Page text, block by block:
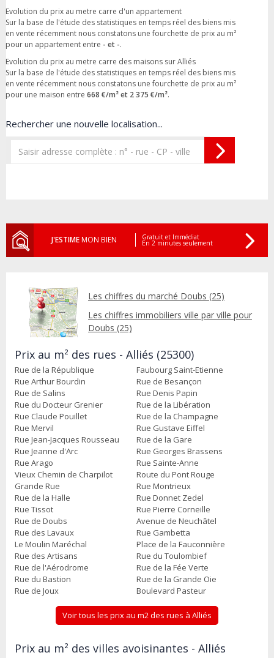
Evolution du prix au metre carre d'un appartement
Sur la base de l'étude des statistiques en temps réel des biens mis
en vente récemment nous constatons une fourchette de prix au m²
pour un appartement entre - et -.
Evolution du prix au metre carre des maisons sur Alliés
Sur la base de l'étude des statistiques en temps réel des biens mis
en vente récemment nous constatons une fourchette de prix au m²
pour une maison entre 668 €/m² et 2 375 €/m².
Rechercher une nouvelle localisation...
J'ESTIMEMON BIEN Gratuit et Immédiat
En 2 minutes seulement
Les chiffres du marché Doubs (25)
Les chiffres immobiliers ville par ville pour
Doubs (25)
Prix au m² des rues - Alliés (25300)
Rue de la République
Faubourg Saint-Etienne
Rue Arthur Bourdin
Rue de Besançon
Rue de Salins
Rue Denis Papin
Rue du Docteur Grenier
Rue de la Libération
Rue Claude Pouillet
Rue de la Champagne
Rue Mervil
Rue Gustave Eiffel
Rue Jean-Jacques Rousseau
Rue de la Gare
Rue Jeanne d'Arc
Rue Georges Brassens
Rue Arago
Rue Sainte-Anne
Vieux Chemin de Charpilot
Route du Pont Rouge
Grande Rue
Rue Montrieux
Rue de la Halle
Rue Donnet Zedel
Rue Tissot
Rue Pierre Corneille
Rue de Doubs
Avenue de Neuchâtel
Rue des Lavaux
Rue Gambetta
Le Moulin Maréchal
Place de la Fauconnière
Rue des Artisans
Rue du Toulombief
Rue de l'Aérodrome
Rue de la Fée Verte
Rue du Bastion
Rue de la Grande Oie
Rue de Joux
Boulevard Pasteur
Voir tous les prix au m2 des rues à Alliés
Prix au m² des villes avoisinantes - Alliés